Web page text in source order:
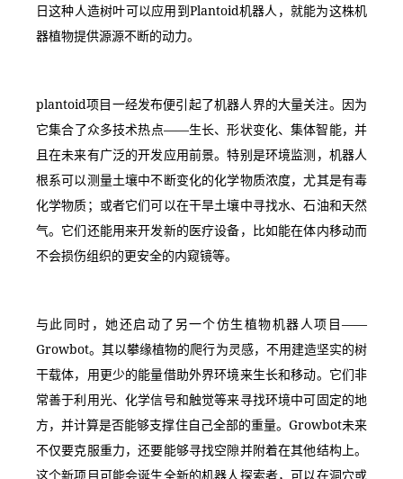
日这种人造树叶可以应用到Plantoid机器人，就能为这株机
器植物提供源源不断的动力。
plantoid项目一经发布便引起了机器人界的大量关注。因为
它集合了众多技术热点——生长、形状变化、集体智能，并
且在未来有广泛的开发应用前景。特别是环境监测，机器人
根系可以测量土壤中不断变化的化学物质浓度，尤其是有毒
化学物质；或者它们可以在干旱土壤中寻找水、石油和天然
气。它们还能用来开发新的医疗设备，比如能在体内移动而
不会损伤组织的更安全的内窥镜等。
与此同时，她还启动了另一个仿生植物机器人项目——
Growbot。其以攀缘植物的爬行为灵感，不用建造坚实的树
干载体，用更少的能量借助外界环境来生长和移动。它们非
常善于利用光、化学信号和触觉等来寻找环境中可固定的地
方，并计算是否能够支撑住自己全部的重量。Growbot未来
不仅要克服重力，还要能够寻找空隙并附着在其他结构上。
这个新项目可能会诞生全新的机器人探索者，可以在洞穴或